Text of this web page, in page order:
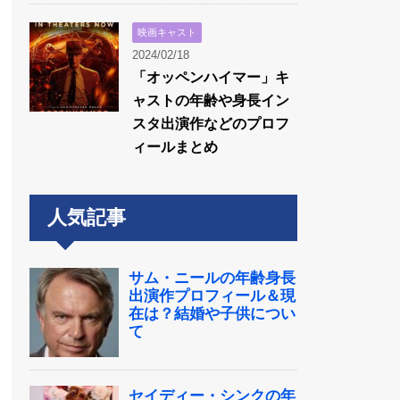
映画キャスト
2024/02/18
「オッペンハイマー」キ
ャストの年齢や身長イン
スタ出演作などのプロフ
ィールまとめ
人気記事